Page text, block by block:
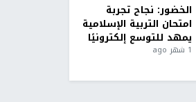
الخضور: نجاح تجربة
امتحان التربية الإسلامية
يمهد للتوسع إلكترونيًا
1 شهر ago